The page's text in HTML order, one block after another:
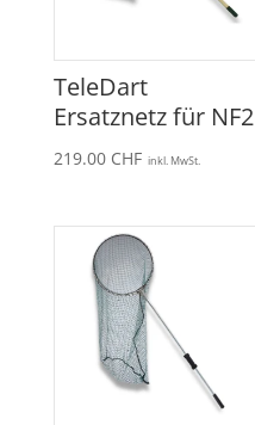
TeleDart
Ersatznetz für NF2
219.00 CHF inkl. MwSt.